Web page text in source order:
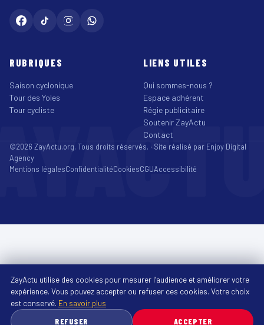
RUBRIQUES
Saison cyclonique
Tour des Yoles
Tour cycliste
LIENS UTILES
Qui sommes-nous ?
Espace adhérent
Régie publicitaire
Soutenir ZayActu
Contact
©2026 ZayActu.org. Tous droits réservés. · Site réalisé par Enjoy Digital
Agency
Mentions légalesConfidentialitéCookiesCGUAccessibilité
ZayActu utilise des cookies pour mesurer l’audience et améliorer votre
expérience. Vous pouvez accepter ou refuser ces cookies. Votre choix
est conservé. En savoir plus
REFUSER
ACCEPTER